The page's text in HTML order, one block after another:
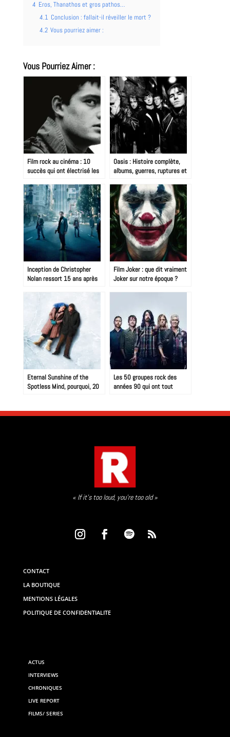
4 Eros, Thanathos et gros pathos…
4.1 Conclusion : fallait-il réveiller le mort ?
4.2 Vous pourriez aimer :
Vous Pourriez Aimer :
Film rock au cinéma : 10
succès qui ont électrisé les
Oasis : Histoire complète,
albums, guerres, ruptures et
Inception de Christopher
Nolan ressort 15 ans après
Film Joker : que dit vraiment
Joker sur notre époque ?
Eternal Sunshine of the
Spotless Mind, pourquoi, 20
Les 50 groupes rock des
années 90 qui ont tout
« If it’s too loud, you’re too old »
CONTACT
LA BOUTIQUE
MENTIONS LÉGALES
POLITIQUE DE CONFIDENTIALITE
ACTUS
INTERVIEWS
CHRONIQUES
LIVE REPORT
FILMS/ SERIES